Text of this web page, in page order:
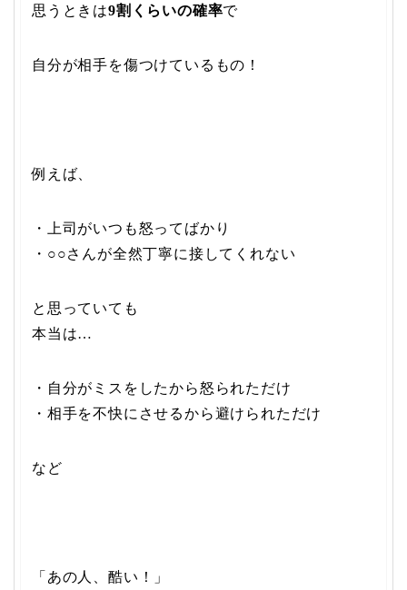
思うときは9割くらいの確率で
自分が相手を傷つけているもの！
例えば、
・上司がいつも怒ってばかり
・○○さんが全然丁寧に接してくれない
と思っていても
本当は…
・自分がミスをしたから怒られただけ
・相手を不快にさせるから避けられただけ
など
「あの人、酷い！」